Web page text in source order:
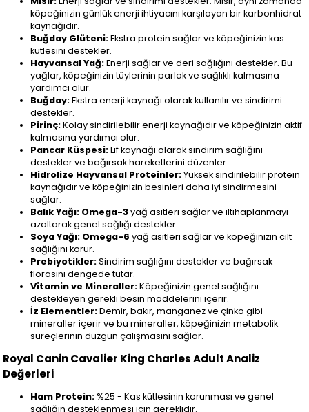
köpeğinizin günlük enerji ihtiyacını karşılayan bir karbonhidrat
kaynağıdır.
Buğday Glüteni:Ekstra protein sağlar ve köpeğinizin kas
kütlesini destekler.
Hayvansal Yağ:Enerji sağlar ve deri sağlığını destekler. Bu
yağlar, köpeğinizin tüylerinin parlak ve sağlıklı kalmasına
yardımcı olur.
Buğday:Ekstra enerji kaynağı olarak kullanılır ve sindirimi
destekler.
Pirinç:Kolay sindirilebilir enerji kaynağıdır ve köpeğinizin aktif
kalmasına yardımcı olur.
Pancar Küspesi:Lif kaynağı olarak sindirim sağlığını
destekler ve bağırsak hareketlerini düzenler.
Hidrolize Hayvansal Proteinler:Yüksek sindirilebilir protein
kaynağıdır ve köpeğinizin besinleri daha iyi sindirmesini
sağlar.
Balık Yağı: Omega-3yağ asitleri sağlar ve iltihaplanmayı
azaltarak genel sağlığı destekler.
Soya Yağı: Omega-6 yağ asitleri sağlar ve köpeğinizin cilt
sağlığını korur.
Prebiyotikler:Sindirim sağlığını destekler ve bağırsak
florasını dengede tutar.
Vitamin ve Mineraller:Köpeğinizin genel sağlığını
destekleyen gerekli besin maddelerini içerir.
İz Elementler:Demir, bakır, manganez ve çinko gibi
mineraller içerir ve bu mineraller, köpeğinizin metabolik
süreçlerinin düzgün çalışmasını sağlar.
Royal Canin Cavalier King Charles Adult Analiz
Değerleri
Ham Protein:%25 - Kas kütlesinin korunması ve genel
sağlığın desteklenmesi için gereklidir.